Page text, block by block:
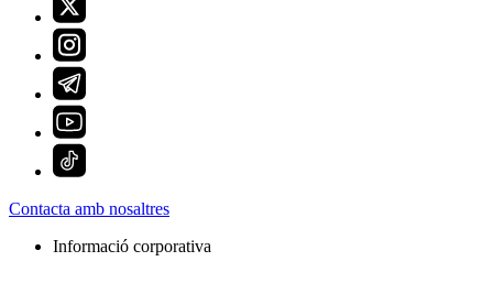
Contacta amb nosaltres
Informació corporativa